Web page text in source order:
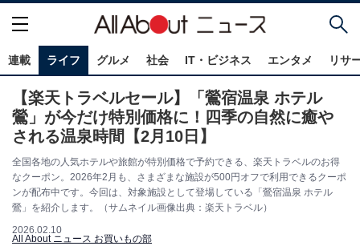
連載 ライフ グルメ 社会 IT・ビジネス エンタメ リサ
【楽天トラベルセール】「鶯宿温泉 ホテル
鶯」が今だけ特別価格に！四季の自然に癒や
される温泉時間【2月10日】
全国各地の人気ホテルや旅館が特別価格で予約できる、楽天トラベルのお得
なクーポン。2026年2月も、さまざまな施設が500円オフで利用できるクーポ
ンが配布中です。今回は、対象施設として登場している「鶯宿温泉 ホテル
鶯」を紹介します。（サムネイル画像出典：楽天トラベル）
2026.02.10
All About ニュース お買いもの部